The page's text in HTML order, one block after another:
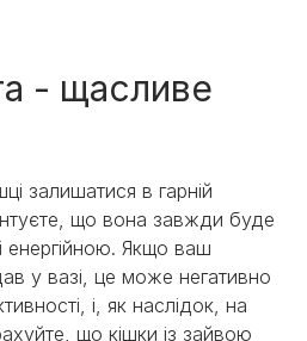
- щасливе
залишатися в гарній
що вона завжди буде
Якщо ваш
у вазі, це може негативно
і, як наслідок, на
що кішки із зайвою